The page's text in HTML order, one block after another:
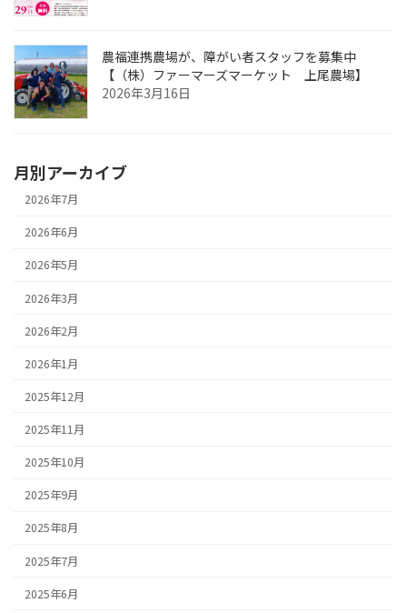
農福連携農場が、障がい者スタッフを募集中
【（株）ファーマーズマーケット 上尾農場】
2026年3月16日
月別アーカイブ
2026年7月
2026年6月
2026年5月
2026年3月
2026年2月
2026年1月
2025年12月
2025年11月
2025年10月
2025年9月
2025年8月
2025年7月
2025年6月